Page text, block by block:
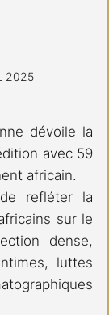
2025
dévoile la
avec 59
africain.
refléter la
sur le
dense,
luttes